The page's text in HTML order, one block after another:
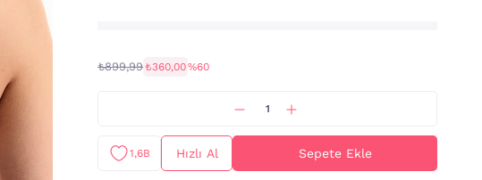
₺899,99 ₺360,00%60
1,6B Hızlı Al Sepete Ekle